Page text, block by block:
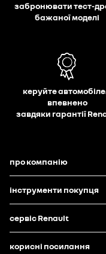
забронювати тест-
бажаної моделі
керуйте
впевнено
завдяки гарантії
про компанію
інструменти покупця
сервіс Renault
корисні посилання